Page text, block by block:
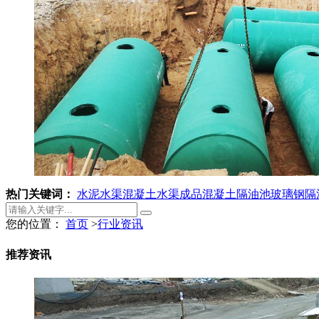
热门关键词： 水泥水渠混凝土水渠成品混凝土隔油池玻璃钢隔
您的位置： 首页 >行业资讯
推荐资讯